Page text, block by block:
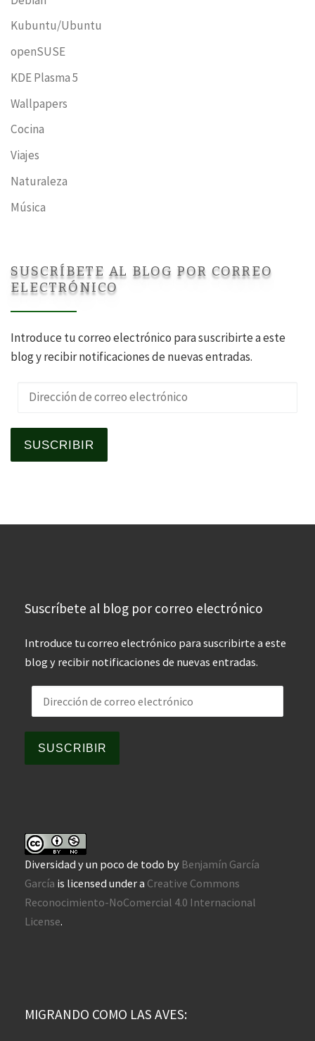
Kubuntu/Ubuntu
openSUSE
KDE Plasma 5
Wallpapers
Cocina
Viajes
Naturaleza
Música
SUSCRÍBETE AL BLOG POR CORREO
ELECTRÓNICO
Introduce tu correo electrónico para suscribirte a este
blog y recibir notificaciones de nuevas entradas.
Dirección de correo electrónico
SUSCRIBIR
Suscríbete al blog por correo electrónico
Introduce tu correo electrónico para suscribirte a este
blog y recibir notificaciones de nuevas entradas.
Dirección de correo electrónico
SUSCRIBIR
Diversidad y un poco de todo by Benjamín García
García is licensed under a Creative Commons
Reconocimiento-NoComercial 4.0 Internacional
License.
MIGRANDO COMO LAS AVES: